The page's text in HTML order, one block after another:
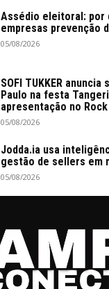
Assédio eleitoral: por
empresas prevenção
05/08/2026
SOFI TUKKER
Paulo na festa
apresentação no
05/08/2026
Jodda.ia usa
gestão de sellers em
05/08/2026